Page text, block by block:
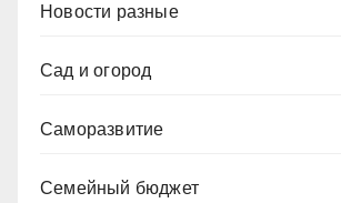
Новости разные
Сад и огород
Саморазвитие
Семейный бюджет